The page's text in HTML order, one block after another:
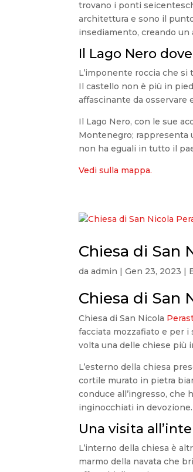
trovano i ponti
architettura e sono il
insediamento, creando
Il Lago Nero
L’imponente roccia che si
Il castello non è più in
affascinante da osservare
Il Lago Nero, con le sue
Montenegro; rappresenta
non ha eguali in tutto il
Vedi sulla mappa.
Chiesa di San
daadmin |Gen 23, 2023 |
Chiesa di San
Chiesa di San Nicola
facciata mozzafiato e per
volta una delle chiese più
L’esterno della chiesa
cortile murato in pietra
conduce all’ingresso,
inginocchiati in devozione.
Una visita
L’interno della chiesa è
marmo della navata che